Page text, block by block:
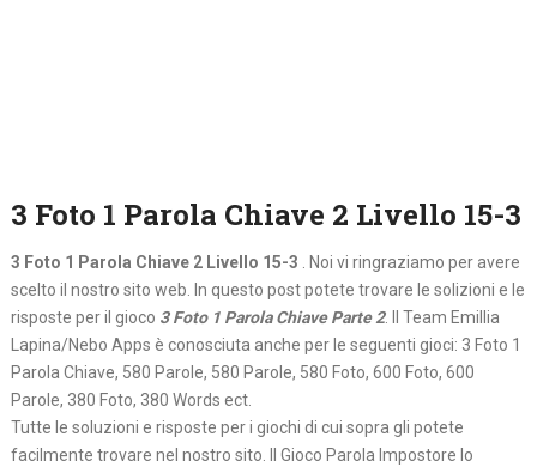
3 Foto 1 Parola Chiave 2 Livello 15-3
3 Foto 1 Parola Chiave 2 Livello 15-3 . Noi vi ringraziamo per avere
scelto il nostro sito web. In questo post potete trovare le solizioni e le
risposte per il gioco 3 Foto 1 Parola Chiave Parte 2. Il Team Emillia
Lapina/Nebo Apps è conosciuta anche per le seguenti gioci: 3 Foto 1
Parola Chiave, 580 Parole, 580 Parole, 580 Foto, 600 Foto, 600
Parole, 380 Foto, 380 Words ect.
Tutte le soluzioni e risposte per i giochi di cui sopra gli potete
facilmente trovare nel nostro sito. Il Gioco Parola Impostore lo